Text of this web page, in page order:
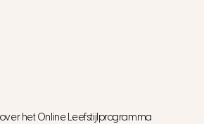
het Online Leefstijlprogramma